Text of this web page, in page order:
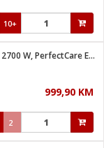
10+
Pegla sa parnom postajom, 2700 W, PerfectCare Elite Plus
999,90 KM
2